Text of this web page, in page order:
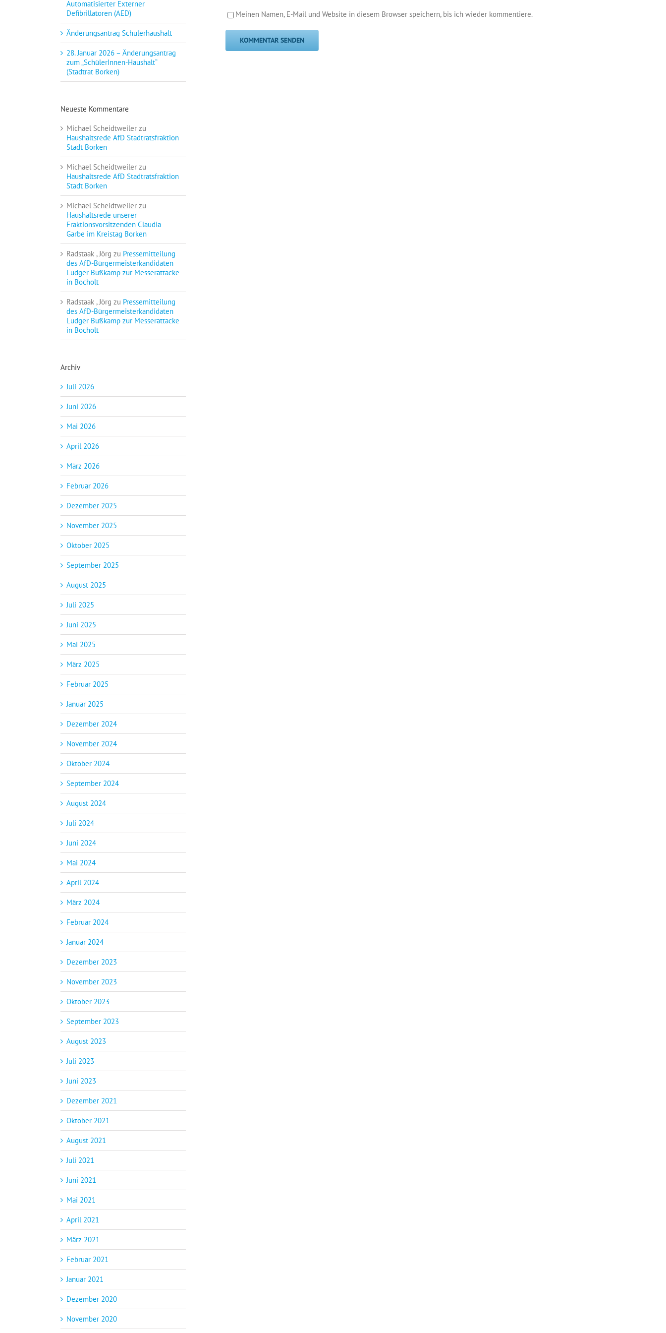
Meinen Namen, E-Mail und Website in diesem Browser speichern, bis ich wieder kommentiere.
Automatisierter Externer
Defibrillatoren (AED)
Änderungsantrag Schülerhaushalt
28. Januar 2026 – Änderungsantrag
zum „SchülerInnen-Haushalt“
(Stadtrat Borken)
Neueste Kommentare
Michael Scheidtweiler zu
Haushaltsrede AfD Stadtratsfraktion
Stadt Borken
Michael Scheidtweiler zu
Haushaltsrede AfD Stadtratsfraktion
Stadt Borken
Michael Scheidtweiler zu
Haushaltsrede unserer
Fraktionsvorsitzenden Claudia
Garbe im Kreistag Borken
Radstaak , Jörg zu Pressemitteilung
des AfD-Bürgermeisterkandidaten
Ludger Bußkamp zur Messerattacke
in Bocholt
Radstaak , Jörg zu Pressemitteilung
des AfD-Bürgermeisterkandidaten
Ludger Bußkamp zur Messerattacke
in Bocholt
Archiv
Juli 2026
Juni 2026
Mai 2026
April 2026
März 2026
Februar 2026
Dezember 2025
November 2025
Oktober 2025
September 2025
August 2025
Juli 2025
Juni 2025
Mai 2025
März 2025
Februar 2025
Januar 2025
Dezember 2024
November 2024
Oktober 2024
September 2024
August 2024
Juli 2024
Juni 2024
Mai 2024
April 2024
März 2024
Februar 2024
Januar 2024
Dezember 2023
November 2023
Oktober 2023
September 2023
August 2023
Juli 2023
Juni 2023
Dezember 2021
Oktober 2021
August 2021
Juli 2021
Juni 2021
Mai 2021
April 2021
März 2021
Februar 2021
Januar 2021
Dezember 2020
November 2020